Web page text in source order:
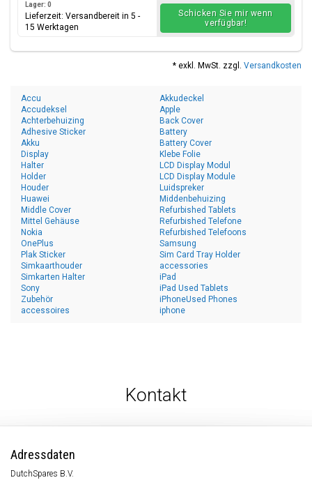
Lager: 0
Lieferzeit: Versandbereit in 5 -
15 Werktagen
Schicken Sie mir wenn
verfügbar!
* exkl. MwSt. zzgl. Versandkosten
Accu
Accudeksel
Achterbehuizing
Adhesive Sticker
Akku
Akkudeckel
Apple
Back Cover
Battery
Battery Cover
Display
Halter
Holder
Houder
Huawei
Klebe Folie
LCD Display Modul
LCD Display Module
Luidspreker
Middenbehuizing
Middle Cover
Mittel Gehäuse
Nokia
OnePlus
Plak Sticker
Refurbished Tablets
Refurbished Telefone
Refurbished Telefoons
Samsung
Sim Card Tray Holder
Simkaarthouder
Simkarten Halter
Sony
Zubehör
accessoires
accessories
iPad
iPad Used Tablets
iPhoneUsed Phones
iphone
Kontakt
Adressdaten
DutchSpares B.V.